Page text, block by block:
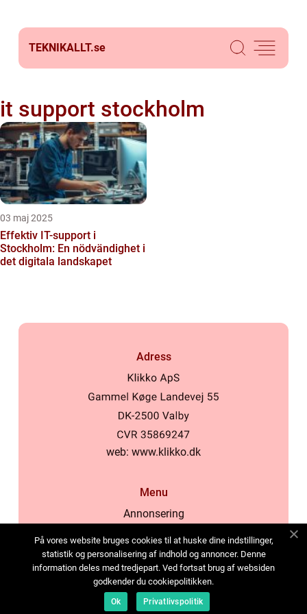
TEKNIKALLT.se
it support stockholm
03 maj 2025
Effektiv IT-support i
Stockholm: En nödvändighet i
det digitala landskapet
Adress
web: www.klikko.dk
Menu
Annonsering
Cookies
Kontakta oss
Sitemap
På vores website bruges cookies til at huske dine indstillinger,
statistik og personalisering af indhold og annoncer. Denne
information deles med tredjepart. Ved fortsat brug af websiden
godkender du cookiepolitikken.
Ok Privatlivspolitik